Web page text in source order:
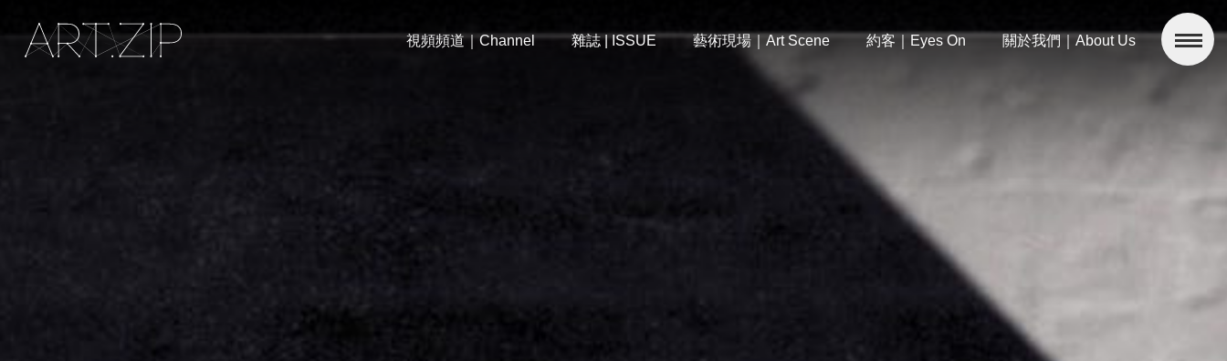
視頻頻道｜Channel 雜誌 | ISSUE 藝術現場｜Art Scene 約客｜Eyes On 關於我們｜About Us